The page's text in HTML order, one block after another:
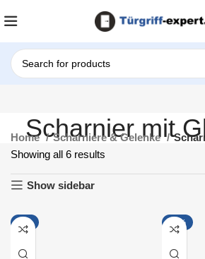
Scharnier mit
Home Scharniere & Gelenke
Showing all 6 results
Show sidebar
-9% -13%